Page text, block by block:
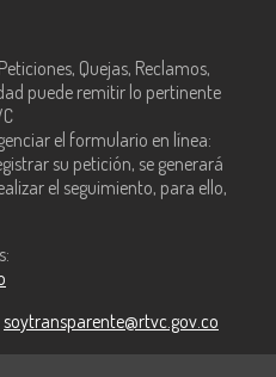
Quejas, Reclamos,
puede remitir lo pertinente
el formulario en línea:
su petición, se generará
el seguimiento, para ello,
soytransparente@rtvc.gov.co